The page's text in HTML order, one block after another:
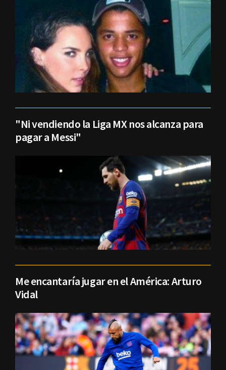
"Ni vendiendo la Liga MX nos alcanza para
pagar a Messi"
Me encantaría jugar en el América: Arturo
Vidal